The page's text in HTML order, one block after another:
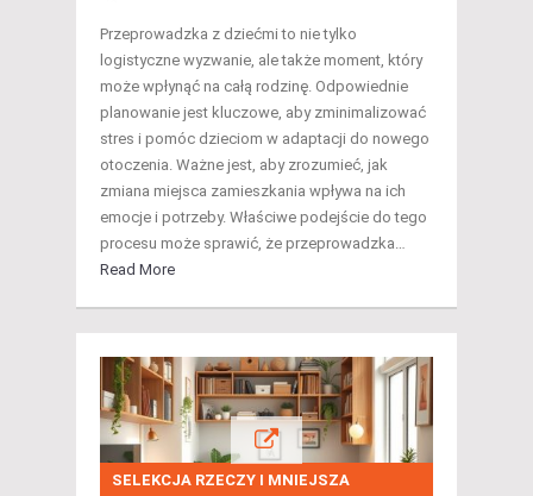
Przeprowadzka z dziećmi to nie tylko
logistyczne wyzwanie, ale także moment, który
może wpłynąć na całą rodzinę. Odpowiednie
planowanie jest kluczowe, aby zminimalizować
stres i pomóc dzieciom w adaptacji do nowego
otoczenia. Ważne jest, aby zrozumieć, jak
zmiana miejsca zamieszkania wpływa na ich
emocje i potrzeby. Właściwe podejście do tego
procesu może sprawić, że przeprowadzka…
Read More
SELEKCJA RZECZY I MNIEJSZA